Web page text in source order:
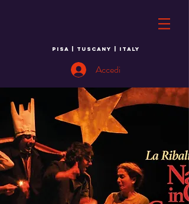
PISA | TUSCANY | ITALY
Accedi